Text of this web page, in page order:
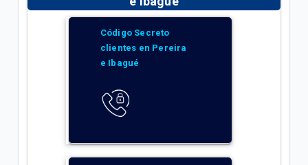
Código Secreto
clientes en Pereira
e Ibagué